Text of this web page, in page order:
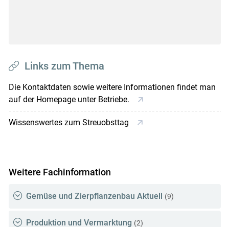
Links zum Thema
Die Kontaktdaten sowie weitere Informationen findet man
auf der Homepage unter Betriebe.
Wissenswertes zum Streuobsttag
Weitere Fachinformation
Gemüse und Zierpflanzenbau Aktuell (9)
Produktion und Vermarktung (2)